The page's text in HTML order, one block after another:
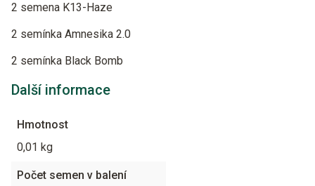
2 semena K13-Haze
2 semínka Amnesika 2.0
2 semínka Black Bomb
Další informace
Hmotnost
0,01 kg
Počet semen v balení